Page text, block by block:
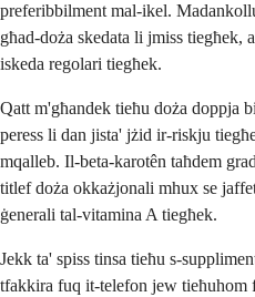
preferibbilment mal-ikel.
għad-doża skedata li jmiss
iskeda regolari tiegħek.
Qatt m'għandek tieħu doża doppja
peress li dan jista' jżid ir-riskju
mqalleb. Il-beta-karotên taħdem
titlef doża okkażjonali mhux se
ġenerali tal-vitamina A tiegħek.
Jekk ta' spiss tinsa tieħu s-
tfakkira fuq it-telefon jew tieħuhom